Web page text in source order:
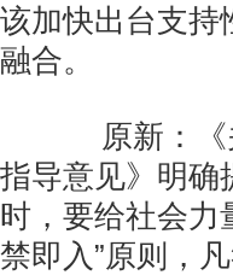
该加快出台支持
融合。
原新：《
指导意见》明确
时，要给社会力
禁即入”原则，